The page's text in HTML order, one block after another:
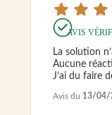
AVIS
La solution
Aucune
J’ai du faire
Avis du 13/04/